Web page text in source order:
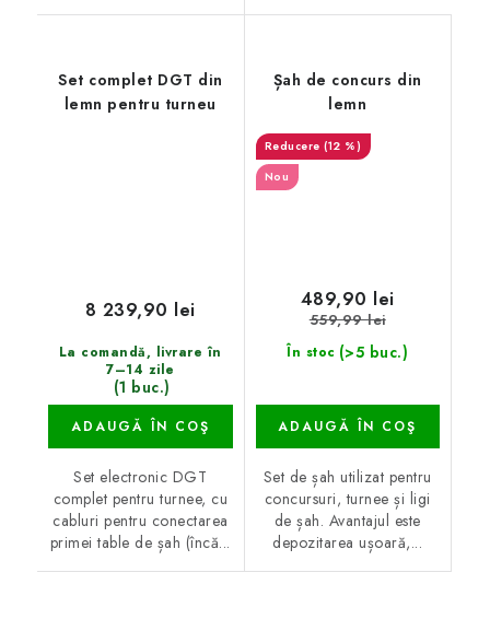
Set complet DGT din
lemn pentru turneu
La comandă, livrare în
7–14 zile
(1 buc.)
8 239,90 lei
ADAUGĂ ÎN COŞ
Set electronic DGT
complet pentru turnee, cu
cabluri pentru conectarea
primei table de șah (încă...
Șah de concurs din
lemn
(12 %)
Nou
În stoc (>5 buc.)
489,90 lei
559,99 lei
ADAUGĂ ÎN COŞ
Set de șah utilizat pentru
concursuri, turnee și ligi
de șah. Avantajul este
depozitarea ușoară,...